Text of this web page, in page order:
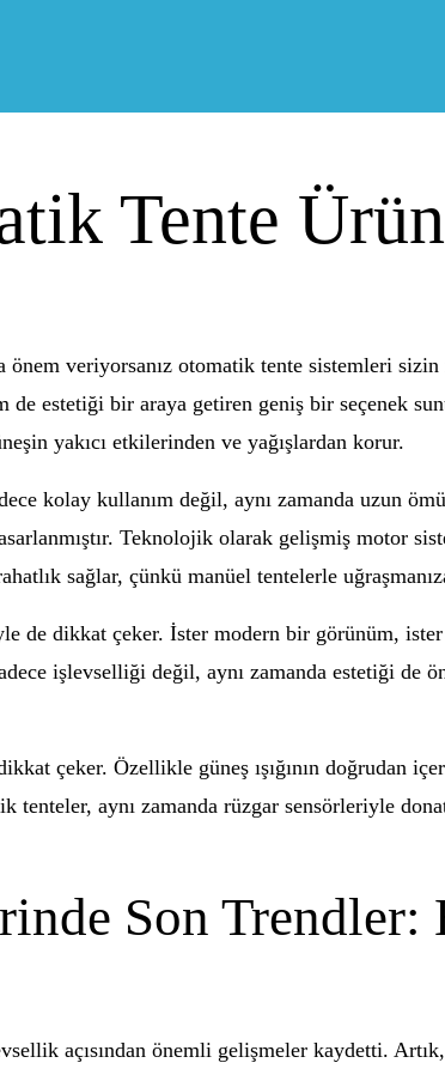
Tente
önem veriyorsanız otomatik tente sistemleri
de estetiği bir araya getiren geniş bir seçenek
yakıcı etkilerinden ve yağışlardan korur.
kolay kullanım değil, aynı zamanda uzun
Teknolojik olarak gelişmiş motor
sağlar, çünkü manüel tentelerle
de dikkat çeker. İster modern bir görünüm,
işlevselliği değil, aynı zamanda estetiği de
çeker. Özellikle güneş ışığının doğrudan
aynı zamanda rüzgar sensörleriyle
Son Trendler:
açısından önemli gelişmeler kaydetti.